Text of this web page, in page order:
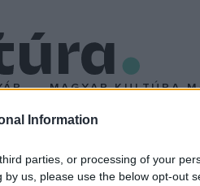
Information
parties, or processing of your
us, please use the below opt-out
MAGYAR KULTÚRA